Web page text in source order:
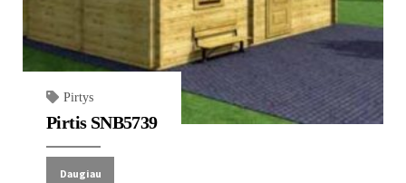
Pirtys
Pirtis SNB5739
Daugiau